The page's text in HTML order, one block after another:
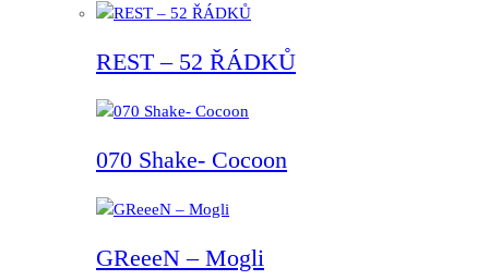
REST – 52 ŘÁDKŮ
070 Shake- Cocoon
GReeeN – Mogli